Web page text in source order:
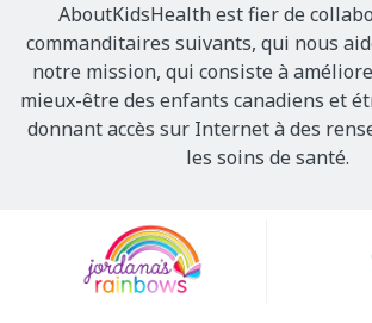
AboutKidsHealth est fier de
commanditaires suivants, qui nous
notre mission, qui consiste à
mieux-être des enfants canadiens et
donnant accès sur Internet à des
les soins de santé.
Sponsors